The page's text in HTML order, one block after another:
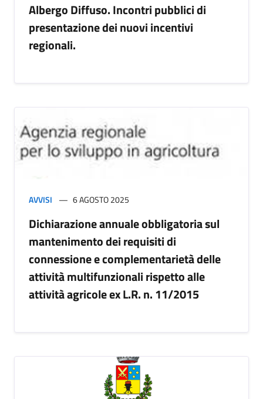
Albergo Diffuso. Incontri pubblici di
presentazione dei nuovi incentivi
regionali.
AVVISI 6 AGOSTO 2025
Dichiarazione annuale obbligatoria sul
mantenimento dei requisiti di
connessione e complementarietà delle
attività multifunzionali rispetto alle
attività agricole ex L.R. n. 11/2015